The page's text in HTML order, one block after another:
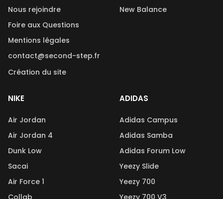
Nous rejoindre
Foire aux Questions
Mentions légales
contact@second-step.fr
Création du site
New Balance
NIKE
Air Jordan
Air Jordan 4
Dunk Low
Sacai
Air Force 1
Collab
ADIDAS
Adidas Campus
Adidas Samba
Adidas Forum Low
Yeezy Slide
Yeezy 700
Yeezy 700 V3